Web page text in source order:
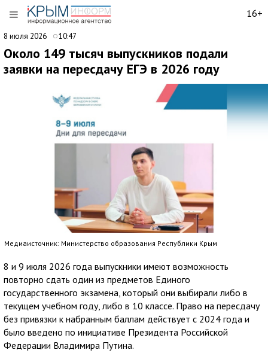
16+
8 июля 2026 10:47
Около 149 тысяч выпускников подали
заявки на пересдачу ЕГЭ в 2026 году
Медиаисточник: Министерство образования Республики Крым
8 и 9 июля 2026 года выпускники имеют возможность
повторно сдать один из предметов Единого
государственного экзамена, который они выбирали либо в
текущем учебном году, либо в 10 классе. Право на пересдачу
без привязки к набранным баллам действует с 2024 года и
было введено по инициативе Президента Российской
Федерации Владимира Путина.